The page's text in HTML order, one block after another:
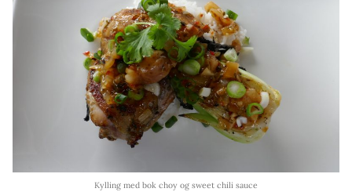
Kylling med bok choy og sweet chili sauce